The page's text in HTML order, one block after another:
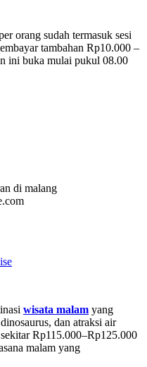
orang sudah termasuk sesi
tambahan Rp10.000 –
ini buka mulai pukul 08.00
wisata malam yang
dan atraksi air
Rp115.000–Rp125.000
malam yang